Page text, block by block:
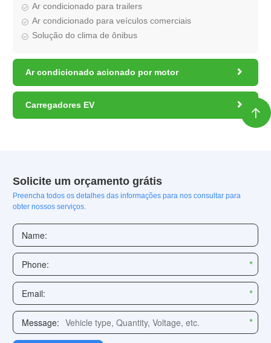
Ar condicionado para trailers
Ar condicionado para veículos comerciais
Solução do clima de ônibus
Ar condicionado acionado por motor 
Carregadores EV 

Solicite um orçamento grátis
Preencha todos os detalhes das informações para nos consultar para
obter nossos serviços.